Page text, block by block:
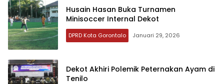
Husain Hasan Buka Turnamen
Minisoccer Internal Dekot
DPRD Kota Gorontalo Januari 29, 2026
Dekot Akhiri Polemik Peternakan Ayam di
Tenilo